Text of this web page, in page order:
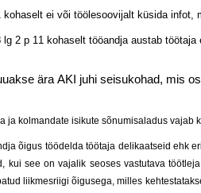
kohaselt ei või töölesoovijalt küsida infot,
lg 2 p 11 kohaselt tööandja austab
ära AKI juhi seisukohad, mis
ja kolmandate isikute sõnumisaladus
õigus töödelda töötaja delikaatseid ehk
kui see on vajalik seoses vastutava
liikmesriigi õigusega, milles